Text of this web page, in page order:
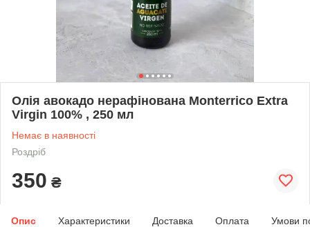
Олія авокадо нерафінована Monterrico Extra
Virgin 100% , 250 мл
Немає в наявності
Роздріб
350 ₴
Опис Характеристики Доставка Оплата Умови